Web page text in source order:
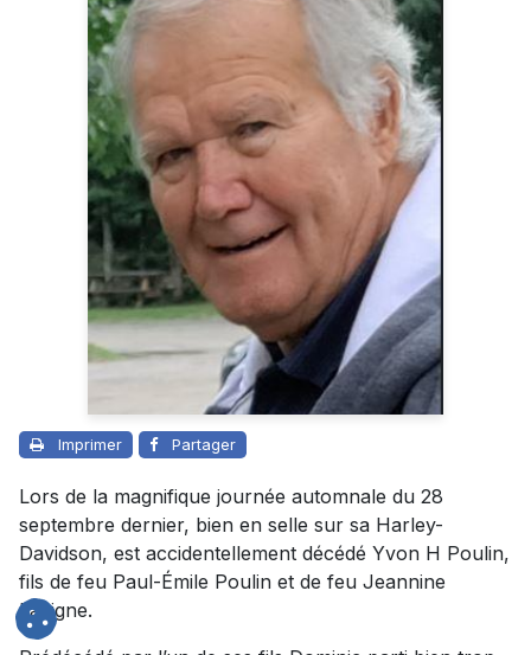
Imprimer Partager
Lors de la magnifique journée automnale du 28
septembre dernier, bien en selle sur sa Harley-
Davidson, est accidentellement décédé Yvon H Poulin,
fils de feu Paul-Émile Poulin et de feu Jeannine
Lavigne.